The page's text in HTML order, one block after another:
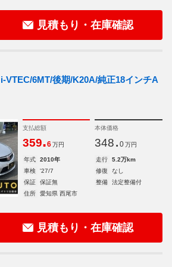
見積もり・在庫確認
VTEC/6MT/後期/K20A/純正18インチA
支払総額
359.6 万円
本体価格
348. 0 万円
年式 2010年 走行
5.2万km
車検
'27/7 修復
なし
保証
保証無 整備
法定整備付
住所
愛知県 西尾市
見積もり・在庫確認